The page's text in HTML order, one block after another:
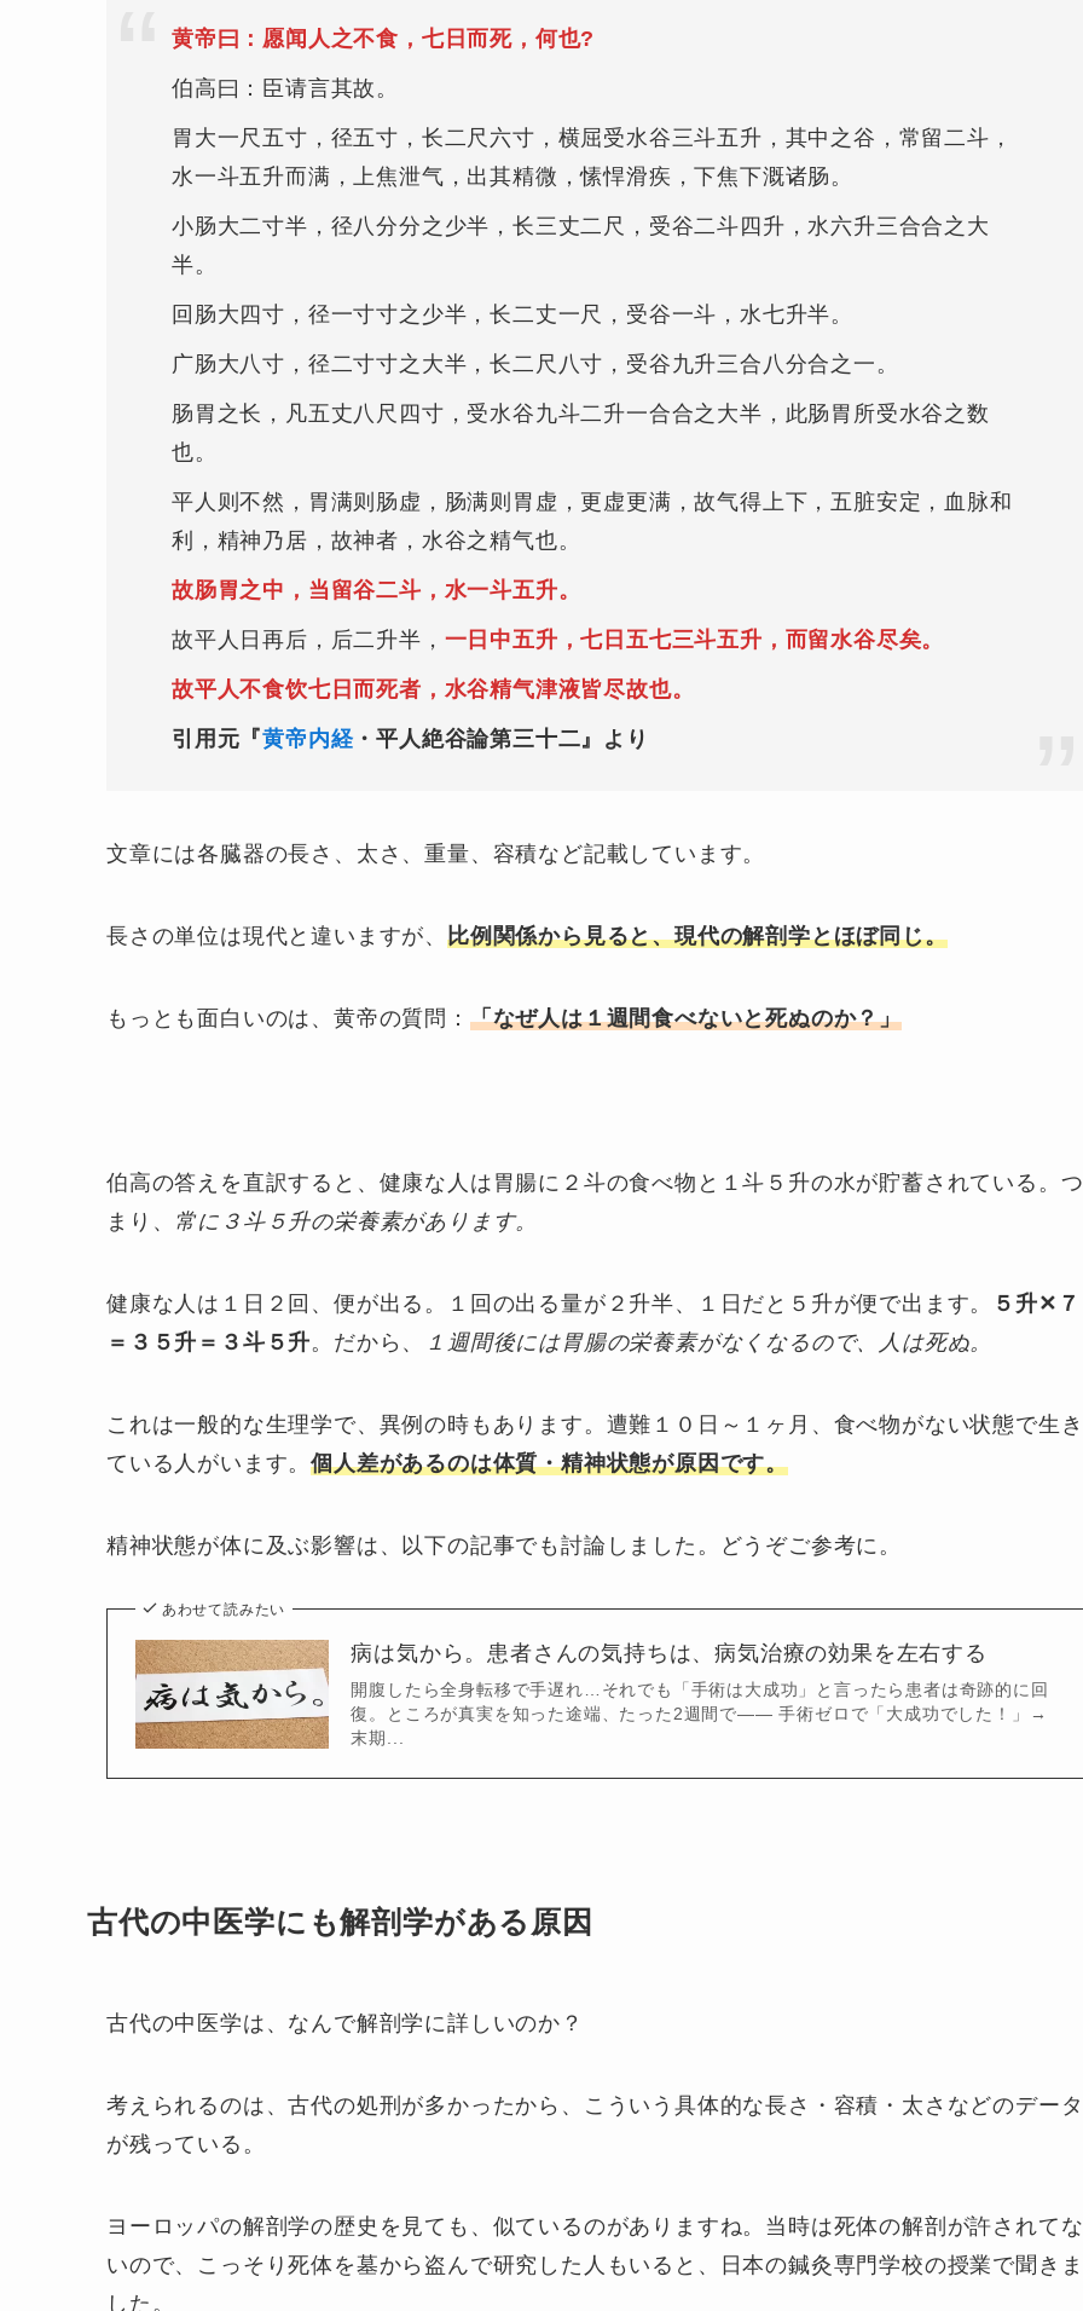
黄帝曰：愿闻人之不食，七日而死，何也?
伯高曰：臣请言其故。
胃大一尺五寸，径五寸，长二尺六寸，横屈受水谷三斗五升，其中之谷，常留二斗，
水一斗五升而满，上焦泄气，出其精微，愫悍滑疾，下焦下溉诸肠。
小肠大二寸半，径八分分之少半，长三丈二尺，受谷二斗四升，水六升三合合之大
半。
回肠大四寸，径一寸寸之少半，长二丈一尺，受谷一斗，水七升半。
广肠大八寸，径二寸寸之大半，长二尺八寸，受谷九升三合八分合之一。
肠胃之长，凡五丈八尺四寸，受水谷九斗二升一合合之大半，此肠胃所受水谷之数
也。
平人则不然，胃满则肠虚，肠满则胃虚，更虚更满，故气得上下，五脏安定，血脉和
利，精神乃居，故神者，水谷之精气也。
故肠胃之中，当留谷二斗，水一斗五升。
故平人日再后，后二升半， 一日中五升，七日五七三斗五升，而留水谷尽矣。
故平人不食饮七日而死者，水谷精气津液皆尽故也。
引用元『黄帝内経 ・平人絶谷論第三十二』より
文章には各臓器の長さ、太さ、重量、容積など記載しています。
長さの単位は現代と違いますが、 比例関係から見ると、現代の解剖学とほぼ同じ。
もっとも面白いのは、黄帝の質問： 「なぜ人は１週間食べないと死ぬのか？」
伯高の答えを直訳すると、健康な人は胃腸に２斗の食べ物と１斗５升の水が貯蓄されている。つ
まり、
常に３斗５升の栄養素があります。
健康な人は１日２回、便が出る。１回の出る量が２升半、１日だと５升が便で出ます。
５升✕７
＝３５升＝３斗５升。だから、 １週間後には胃腸の栄養素がなくなるので、人は死ぬ。
これは一般的な生理学で、異例の時もあります。遭難１０日～１ヶ月、食べ物がない状態で生き
ている人がいます。個人差があるのは体質・精神状態が原因です。
精神状態が体に及ぶ影響は、以下の記事でも討論しました。どうぞご参考に。
あわせて読みたい
病は気から。患者さんの気持ちは、病気治療の効果を左右する
開腹したら全身転移で手遅れ…それでも「手術は大成功」と言ったら患者は奇跡的に回
復。ところが真実を知った途端、たった2週間で—— 手術ゼロで「大成功でした！」→
末期...
古代の中医学にも解剖学がある原因
古代の中医学は、なんで解剖学に詳しいのか？
考えられるのは、古代の処刑が多かったから、こういう具体的な長さ・容積・太さなどのデータ
が残っている。
ヨーロッパの解剖学の歴史を見ても、似ているのがありますね。当時は死体の解剖が許されてな
いので、こっそり死体を墓から盗んで研究した人もいると、日本の鍼灸専門学校の授業で聞きま
した。